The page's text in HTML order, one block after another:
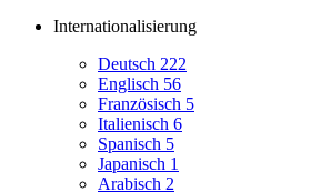
Internationalisierung
Deutsch 222
Englisch 56
Französisch 5
Italienisch 6
Spanisch 5
Japanisch 1
Arabisch 2